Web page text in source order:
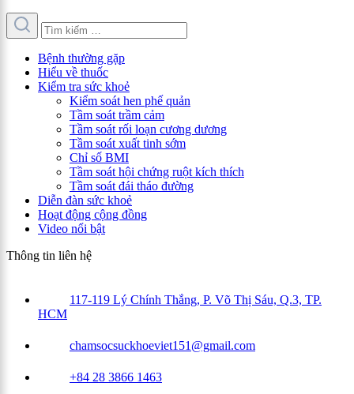
Bệnh thường gặp
Hiểu về thuốc
Kiểm tra sức khoẻ
Kiểm soát hen phế quản
Tầm soát trầm cảm
Tầm soát rối loạn cương dương
Tầm soát xuất tinh sớm
Chỉ số BMI
Tầm soát hội chứng ruột kích thích
Tầm soát đái tháo đường
Diễn đàn sức khoẻ
Hoạt động cộng đồng
Video nổi bật
Thông tin liên hệ
117-119 Lý Chính Thắng, P. Võ Thị Sáu, Q.3, TP.
HCM
chamsocsuckhoeviet151@gmail.com
+84 28 3866 1463